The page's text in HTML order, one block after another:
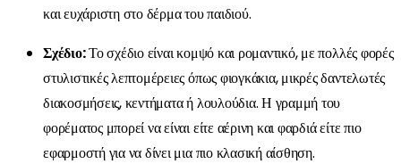
και ευχάριστη στο δέρμα του παιδιού.
Σχέδιο:Το σχέδιο είναι κομψό και ρομαντικό, με πολλές φορές
στυλιστικές λεπτομέρειες όπως φιογκάκια, μικρές δαντελωτές
διακοσμήσεις, κεντήματα ή λουλούδια. Η γραμμή του
φορέματος μπορεί να είναι είτε αέρινη και φαρδιά είτε πιο
εφαρμοστή για να δίνει μια πιο κλασική αίσθηση.